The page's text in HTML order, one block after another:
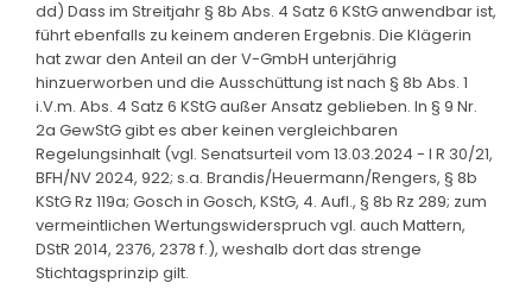
dd) Dass im Streitjahr § 8b Abs. 4 Satz 6 KStG anwendbar ist,
führt ebenfalls zu keinem anderen Ergebnis. Die Klägerin
hat zwar den Anteil an der V-GmbH unterjährig
hinzuerworben und die Ausschüttung ist nach § 8b Abs. 1
i.V.m. Abs. 4 Satz 6 KStG außer Ansatz geblieben. In § 9 Nr.
2a GewStG gibt es aber keinen vergleichbaren
Regelungsinhalt (vgl. Senatsurteil vom 13.03.2024 - I R 30/21,
BFH/NV 2024, 922; s.a. Brandis/Heuermann/Rengers, § 8b
KStG Rz 119a; Gosch in Gosch, KStG, 4. Aufl., § 8b Rz 289; zum
vermeintlichen Wertungswiderspruch vgl. auch Mattern,
DStR 2014, 2376, 2378 f.), weshalb dort das strenge
Stichtagsprinzip gilt.